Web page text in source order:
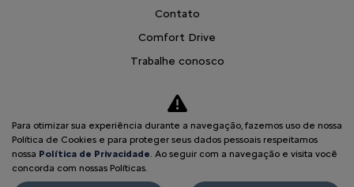
Contato
Comfort Drive
Trabalhe conosco
Política de Cookies
Teaser Citroen Basalt
Desacelere. Seu bem maior é a vida.
Para otimizar sua experiência durante a navegação, fazemos uso de nossa
Política de Cookies e para proteger seus dados pessoais respeitamos
nossa Política de Privacidade. Ao seguir com a navegação e visita você
concorda com nossas Políticas.